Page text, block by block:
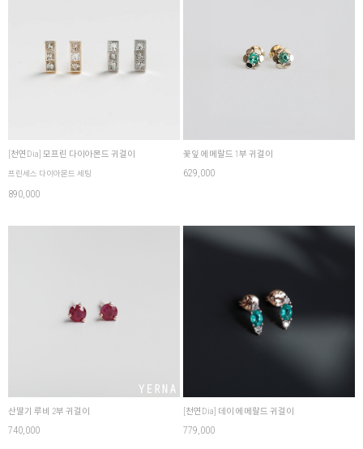
[천연Dia] 모프린 다이아몬드 귀걸이
프린세스 다이아몬드 세팅
890,000
꽃잎 에메랄드 1부 귀걸이
629,000
산딸기 루비 2부 귀걸이
740,000
[천연Dia] 데이 에메랄드 귀걸이
779,000